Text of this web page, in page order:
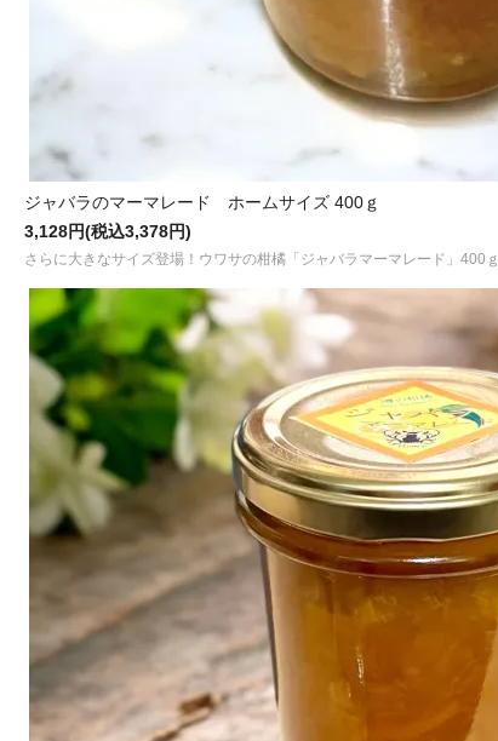
ジャバラのマーマレード ホームサイズ 400ｇ
3,128円(税込3,378円)
さらに大きなサイズ登場！ウワサの柑橘「ジャバラマーマレード」400ｇ